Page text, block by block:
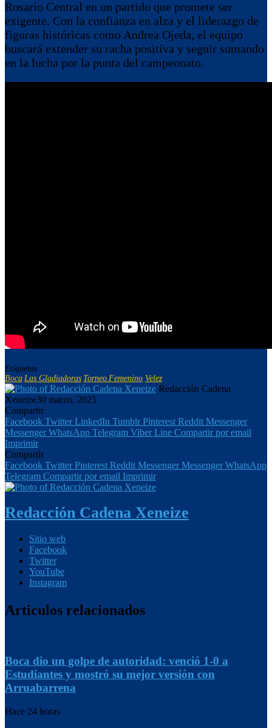
Rosario Central en un partido que promete ser
exigente. Con la confianza en alza y el liderazgo de
figuras históricas como Andrea Ojeda, el equipo
buscará extender su racha positiva y seguir sumando
en la lucha por la punta del campeonato.
Etiquetas
Boca Las Gladiadoras Torneo Femenino Velez
Redacción Cadena
Xeneize30 marzo, 2025
Compartir
Facebook Twitter LinkedIn Tumblr Pinterest Reddit Messenger
Messenger WhatsApp Telegram Viber Line Compartir por email
Imprimir
Compartir
Facebook Twitter Pinterest Reddit Messenger Messenger WhatsApp
Telegram Compartir por email Imprimir
Redacción Cadena Xeneize
Sitio web
Facebook
Twitter
YouTube
Instagram
Articulos relacionados
Boca dio un golpe de autoridad: venció 1-0 a
Estudiantes y mostró su mejor versión con
Arruabarrena
Hace 24 horas